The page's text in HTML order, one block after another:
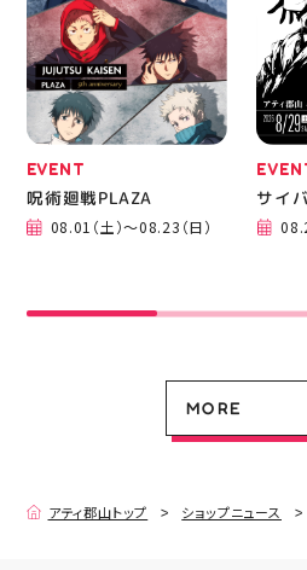
08.01（土）～08.31（月
05.21（木）～09.27（日
CAMPAIGN
CAMPAIGN
MORE
EVENT
呪術廻戦PLAZA
08.01（土）～08.23（日）
サイ
MORE
アティ郡山トップ ショップニュース